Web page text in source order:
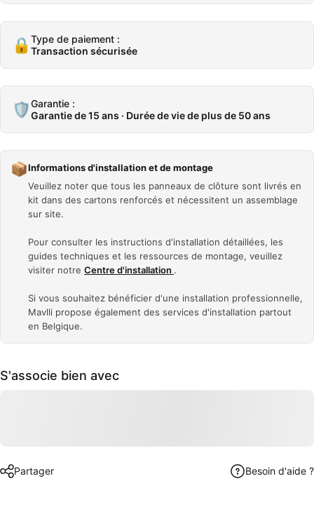
🔒 Type de paiement :
Transaction sécurisée
🛡️Garantie :
Garantie de 15 ans · Durée de vie de plus de 50 ans
📦Informations d'installation et de montage
Veuillez noter que tous les panneaux de clôture sont livrés en
kit dans des cartons renforcés et nécessitent un assemblage
sur site.
Pour consulter les instructions d'installation détaillées, les
guides techniques et les ressources de montage, veuillez
visiter notre Centre d'installation .
Si vous souhaitez bénéficier d'une installation professionnelle,
Mavlli propose également des services d'installation partout
en Belgique.
S'associe bien avec
Partager Besoin d'aide ?